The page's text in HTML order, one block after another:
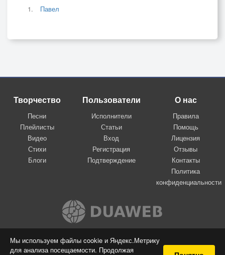
Мы используем файлы cookie и Яндекс.Метрику
для анализа посещаемости. Продолжая
Павел
Творчество
Песни
Плейлисты
Видео
Стихи
Блоги
Пользователи
Исполнители
Статьи
Вход
Регистрация
Подтверждение
О нас
Правила
Помощь
Лицензия
Отзывы
Контакты
Политика
конфиденциальности
Вконтакте
© 2009-2026 Я-пою